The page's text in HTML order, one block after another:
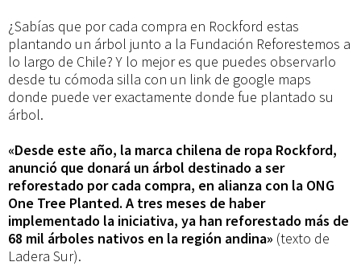
¿Sabías que por cada compra en Rockford estas
plantando un árbol junto a la Fundación Reforestemos a
lo largo de Chile? Y lo mejor es que puedes observarlo
desde tu cómoda silla con un link de google maps
donde puede ver exactamente donde fue plantado su
árbol.
«Desde este año, la marca chilena de ropa Rockford,
anunció que donará un árbol destinado a ser
reforestado por cada compra, en alianza con la ONG
One Tree Planted. A tres meses de haber
implementado la iniciativa, ya han reforestado más de
68 mil árboles nativos en la región andina» (texto de
Ladera Sur).